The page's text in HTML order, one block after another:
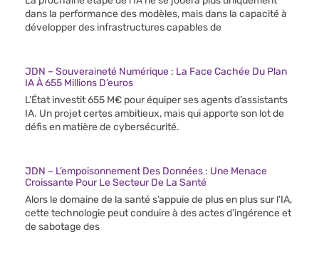
dans la performance des modèles, mais dans la capacité à
développer des infrastructures capables de
JDN – Souveraineté Numérique : La Face Cachée Du Plan
IA À 655 Millions D’euros
L’État investit 655 M€ pour équiper ses agents d’assistants
IA. Un projet certes ambitieux, mais qui apporte son lot de
défis en matière de cybersécurité.
JDN – L’empoisonnement Des Données : Une Menace
Croissante Pour Le Secteur De La Santé
Alors le domaine de la santé s’appuie de plus en plus sur l’IA,
cette technologie peut conduire à des actes d’ingérence et
de sabotage des